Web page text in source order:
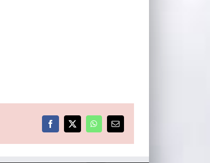
Facebook
X WhatsApp
E-
post